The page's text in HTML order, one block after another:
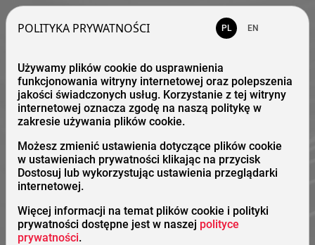
POLITYKA PRYWATNOŚCI PL EN
Używamy plików cookie do usprawnienia
funkcjonowania witryny internetowej oraz polepszenia
jakości świadczonych usług. Korzystanie z tej witryny
internetowej oznacza zgodę na naszą politykę w
zakresie używania plików cookie.
Możesz zmienić ustawienia dotyczące plików cookie
w ustawieniach prywatności klikając na przycisk
Dostosuj lub wykorzystując ustawienia przeglądarki
internetowej.
Więcej informacji na temat plików cookie i polityki
prywatności dostępne jest w naszej polityce
prywatności.